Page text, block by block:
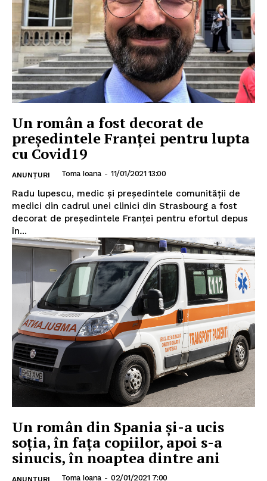
Un român a fost decorat de
președintele Franței pentru lupta
cu Covid19
ANUNȚURI Toma Ioana - 11/01/2021 13:00
Radu lupescu, medic și președintele comunităţii de
medici din cadrul unei clinici din Strasbourg a fost
decorat de președintele Franţei pentru efortul depus
în...
Un român din Spania şi-a ucis
soţia, în faţa copiilor, apoi s-a
sinucis, în noaptea dintre ani
Toma Ioana - 02/01/2021 7:00